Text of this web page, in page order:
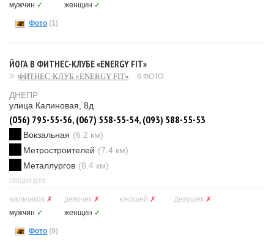
мужчин ✓ женщин ✓
Фото (1)
ЙОГА В ФИТНЕС-КЛУБЕ «ENERGY FIT»
ФИТНЕС-КЛУБ «ENERGY FIT» 6 ФОТО
ДНЕПР
улица Калиновая, 8д
(056) 795-55-56, (067) 558-55-54, (093) 588-55-53
Вокзальная (6.2 км)
Метростроителей (7.4 км)
Металлургов (8.4 км)
СЕКЦИЯ ДЛЯ
мальчиков ✗ девочек ✗ юношей ✗ девушек ✗
мужчин ✓ женщин ✓
Фото (9)